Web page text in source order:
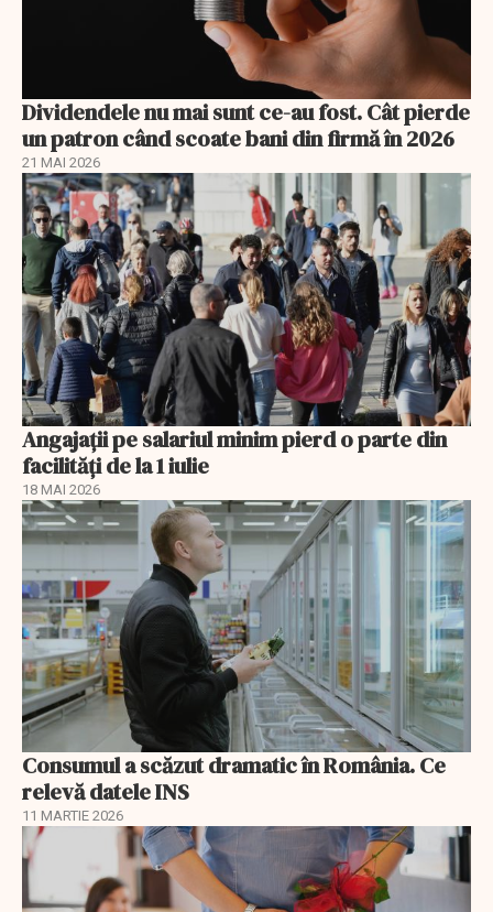
Dividendele nu mai sunt ce-au fost. Cât pierde
un patron când scoate bani din firmă în 2026
21 MAI 2026
Angajații pe salariul minim pierd o parte din
facilități de la 1 iulie
18 MAI 2026
Consumul a scăzut dramatic în România. Ce
relevă datele INS
11 MARTIE 2026